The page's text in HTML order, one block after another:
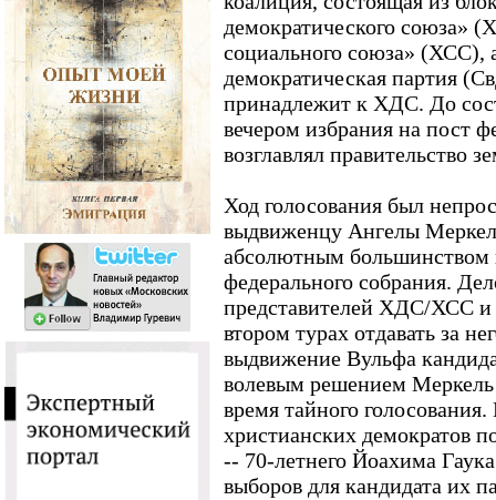
демократического союза»
социального союза» (ХСС),
демократическая партия
принадлежит к ХДС. До
вечером избрания на пост
возглавлял правительство
Ход голосования был
выдвиженцу Ангелы
абсолютным большинством
федерального собрания.
представителей ХДС/ХСС и
втором турах отдавать за
выдвижение Вульфа
волевым решением Меркель
время тайного голосования.
христианских демократов
-- 70-летнего Йоахима
выборов для кандидата их